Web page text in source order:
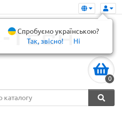
0
Спробуємо українською?
Так, звісно!
Ні